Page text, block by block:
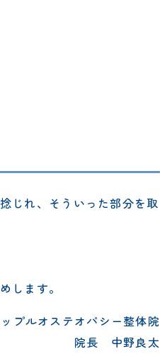
じれ、そういった部分を取
します。
プルオステオパシー整体院
院長 中野良太